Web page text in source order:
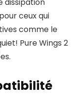
ceux qui
comme le
Pure Wings 2